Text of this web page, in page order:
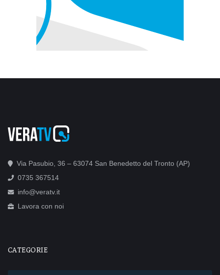
Via Pasubio, 36 – 63074 San Benedetto del Tronto (AP)
0735 367514
info@veratv.it
Lavora con noi
CATEGORIE